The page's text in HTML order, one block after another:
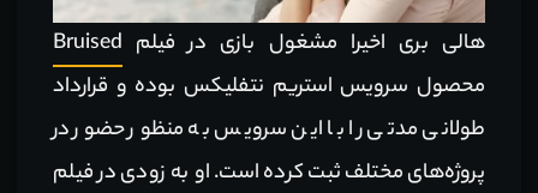
هالی بری اخیرا مشغول بازی در فیلم Bruised
محصول سرویس استریم نتفلیکس بوده و قرارداد
طولانی مدتی را با این سرویس به منظور حضور در
پروژه‌های مختلف ثبت کرده است. او به زودی در فیلم